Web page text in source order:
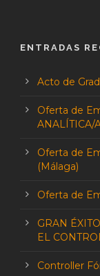
ENTRADAS
Acto de
Oferta de
ANALÍTICA/
Oferta de
(Málaga)
Oferta de
GRAN
EL
Controller